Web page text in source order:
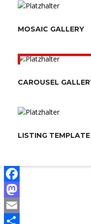
MOSAIC GALLERY
CAROUSEL
LISTING
Facebook
Mastodon
Email